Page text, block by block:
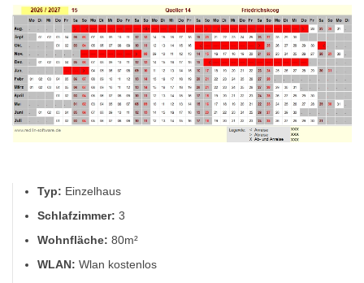
Typ: Einzelhaus
Schlafzimmer: 3
Wohnfläche: 80m²
WLAN: Wlan kostenlos